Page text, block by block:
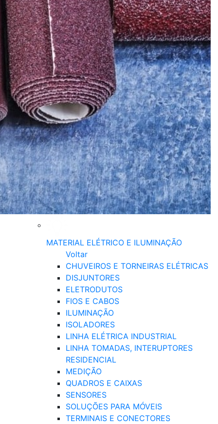
MATERIAL ELÉTRICO E ILUMINAÇÃO
Voltar
CHUVEIROS E TORNEIRAS ELÉTRICAS
DISJUNTORES
ELETRODUTOS
FIOS E CABOS
ILUMINAÇÃO
ISOLADORES
LINHA ELÉTRICA INDUSTRIAL
LINHA TOMADAS, INTERUPTORES
RESIDENCIAL
MEDIÇÃO
QUADROS E CAIXAS
SENSORES
SOLUÇÕES PARA MÓVEIS
TERMINAIS E CONECTORES